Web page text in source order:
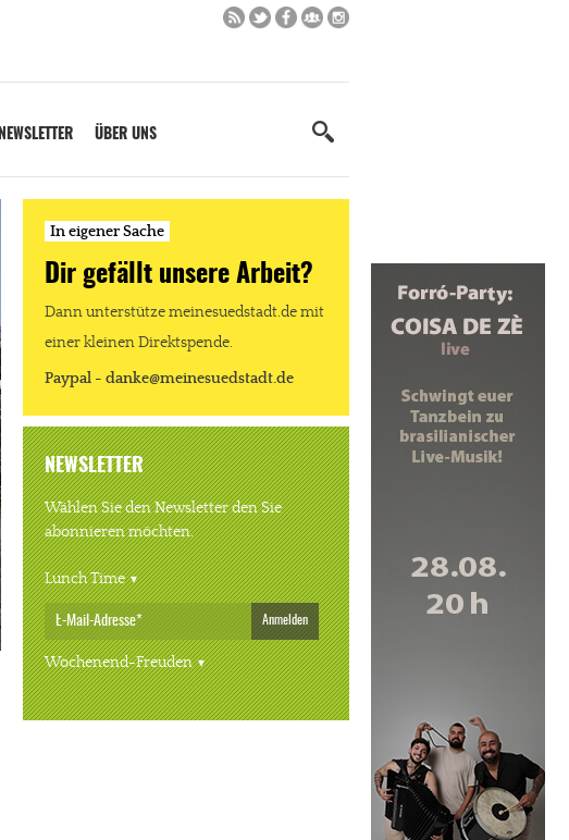
NEWSLETTER ÜBER UNS
In eigener Sache
Dir gefällt unsere Arbeit?
Dann unterstütze meinesuedstadt.de mit
einer kleinen Direktspende.
Paypal - danke@meinesuedstadt.de
NEWSLETTER
Wählen Sie den Newsletter den Sie
abonnieren möchten.
Lunch Time
Anmelden
Wochenend-Freuden